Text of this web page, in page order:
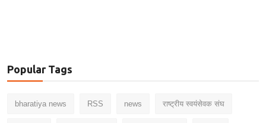
Popular Tags
bharatiya news RSS news राष्ट्रीय स्वयंसेवक संघ